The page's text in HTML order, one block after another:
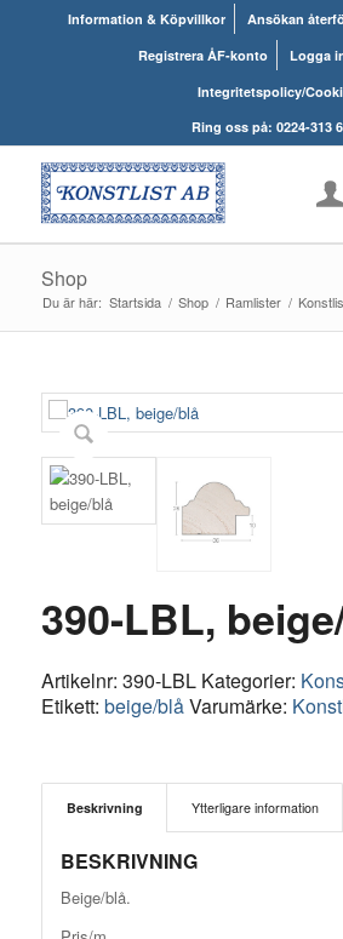
Information & Köpvillkor
Ansökan
Registrera ÅF-konto
Logga
Integritetspolicy/
Ring oss på: 0224-313
Shop
Du är här: Startsida / Shop / Ramlister /
390-LBL,
Artikelnr: 390-LBL Kategorier:
Etikett: beige/blåVarumärke:
Beskrivning Ytterligare information
BESKRIVNING
Beige/blå.